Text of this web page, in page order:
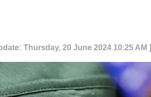
Thursday, 20 June 2024 10:25 AM ]